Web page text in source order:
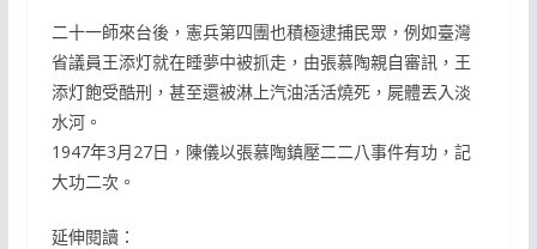
二十一師來台後，憲兵第四團也積極逮捕民眾，例如臺灣
省議員王添灯就在睡夢中被抓走，由張慕陶親自審訊，王
添灯飽受酷刑，甚至還被淋上汽油活活燒死，屍體丟入淡
水河。
1947年3月27日，陳儀以張慕陶鎮壓二二八事件有功，記
大功二次。
延伸閱讀：